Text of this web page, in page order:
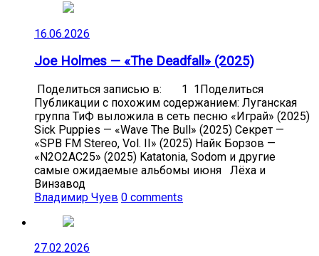
16.06.2026
Joe Holmes — «The Deadfall» (2025)
Поделиться записью в: 1 1Поделиться
Публикации с похожим содержанием: Луганская
группа ТиФ выложила в сеть песню «Играй» (2025)
Sick Puppies — «Wave The Bull» (2025) Секрет —
«SPB FM Stereo, Vol. II» (2025) Найк Борзов —
«N2O2AC25» (2025) Katatonia, Sodom и другие
самые ожидаемые альбомы июня Лёха и
Винзавод
Владимир Чуев 0 comments
27.02.2026